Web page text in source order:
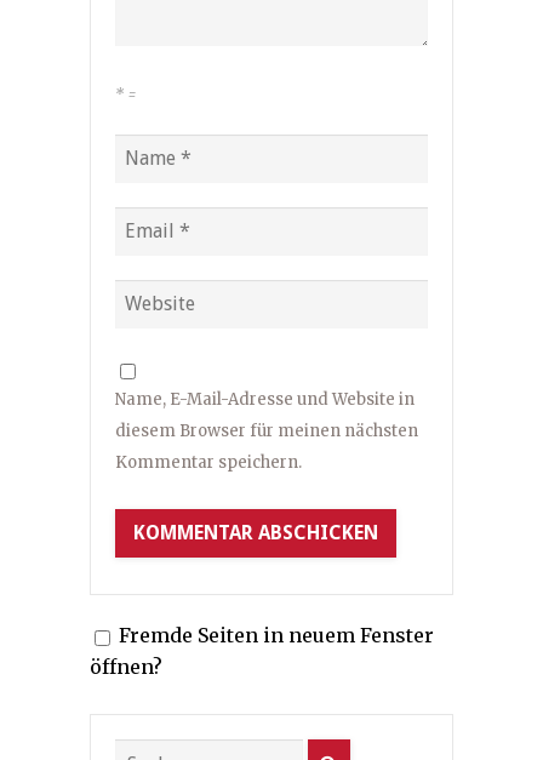
* =
Name, E-Mail-Adresse und Website in
diesem Browser für meinen nächsten
Kommentar speichern.
Fremde Seiten in neuem Fenster
öffnen?